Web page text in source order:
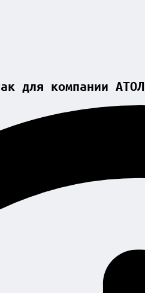
для компании АТОЛ